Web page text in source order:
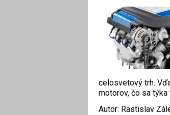
celosvetový trh.
motorov, čo sa
Autor: Rastislav